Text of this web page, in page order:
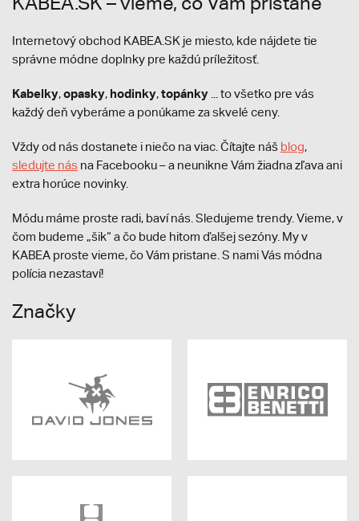
Internetový obchod KABEA.SK je miesto, kde nájdete tie
správne módne doplnky pre každú príležitosť.
Kabelky,opasky, hodinky,topánky ... to všetko pre vás
každý deň vyberáme a ponúkame za skvelé ceny.
Vždy od nás dostanete i niečo na viac. Čítajte náš blog,
sledujte nás na Facebooku – a neunikne Vám žiadna zľava ani
extra horúce novinky.
Módu máme proste radi, baví nás. Sledujeme trendy. Vieme, v
čom budeme „šik“ a čo bude hitom ďalšej sezóny. My v
KABEA proste vieme, čo Vám pristane. S nami Vás módna
polícia nezastaví!
Značky